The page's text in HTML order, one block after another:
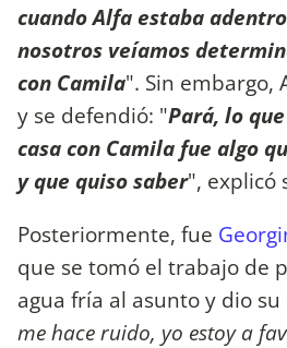
cuando Alfa estaba
nosotros veíamos
con Camila". Sin embargo,
y se defendió: "Pará, lo
casa con Camila fue algo
y que quiso saber", explicó
Posteriormente, fue
que se tomó el trabajo de
agua fría al asunto y dio
me hace ruido, yo estoy a